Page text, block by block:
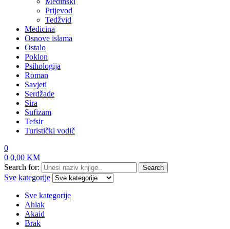
Prijevod
Tedžvid
Medicina
Osnove islama
Ostalo
Poklon
Psihologija
Roman
Savjeti
Serdžade
Sira
Sufizam
Tefsir
Turistički vodič
0
0 0,00 KM
Search for:
Search
Sve kategorije
Sve kategorije
Ahlak
Akaid
Brak